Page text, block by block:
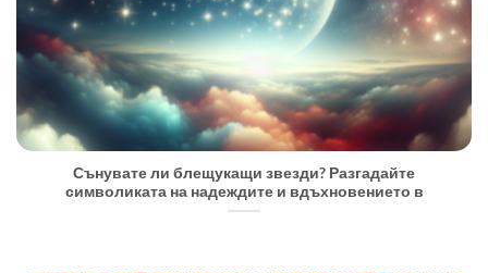
Сънувате ли блещукащи звезди? Разгадайте
символиката на надеждите и вдъхновението в